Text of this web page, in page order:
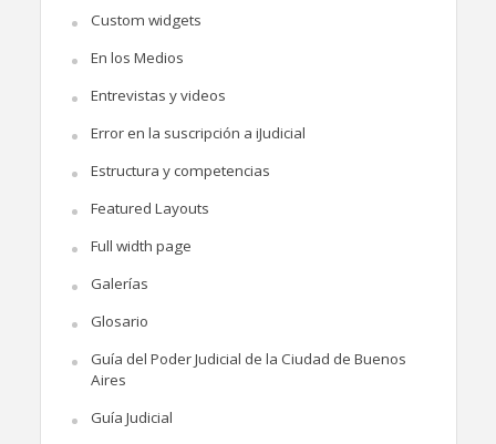
Custom widgets
En los Medios
Entrevistas y videos
Error en la suscripción a iJudicial
Estructura y competencias
Featured Layouts
Full width page
Galerías
Glosario
Guía del Poder Judicial de la Ciudad de Buenos
Aires
Guía Judicial